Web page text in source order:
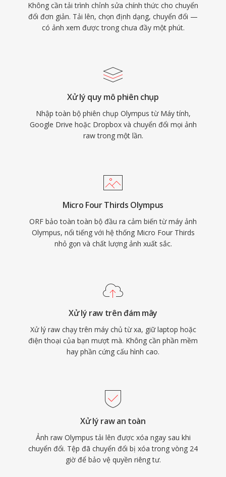
Không cần tải trình chỉnh sửa chính thức cho chuyển
đổi đơn giản. Tải lên, chọn định dạng, chuyển đổi —
có ảnh xem được trong chưa đầy một phút.
Xử lý quy mô phiên chụp
Nhập toàn bộ phiên chụp Olympus từ Máy tính,
Google Drive hoặc Dropbox và chuyển đổi mọi ảnh
raw trong một lần.
Micro Four Thirds Olympus
ORF bảo toàn toàn bộ đầu ra cảm biến từ máy ảnh
Olympus, nổi tiếng với hệ thống Micro Four Thirds
nhỏ gọn và chất lượng ảnh xuất sắc.
Xử lý raw trên đám mây
Xử lý raw chạy trên máy chủ từ xa, giữ laptop hoặc
điện thoại của bạn mượt mà. Không cần phần mềm
hay phần cứng cấu hình cao.
Xử lý raw an toàn
Ảnh raw Olympus tải lên được xóa ngay sau khi
chuyển đổi. Tệp đã chuyển đổi bị xóa trong vòng 24
giờ để bảo vệ quyền riêng tư.